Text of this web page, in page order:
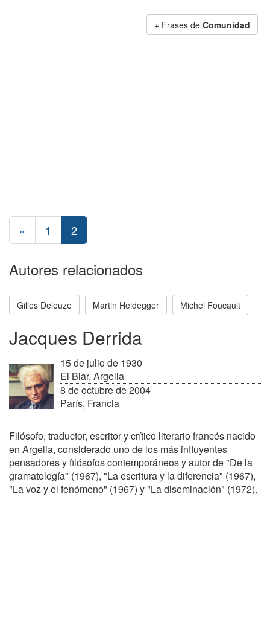
+ Frases de Comunidad
« 1 2
Autores relacionados
Gilles Deleuze Martin Heidegger Michel Foucault
Jacques Derrida
15 de julio de 1930
El Biar, Argelia
8 de octubre de 2004
París, Francia
Filósofo, traductor, escritor y crítico literario francés nacido
en Argelia, considerado uno de los más influyentes
pensadores y filósofos contemporáneos y autor de "De la
gramatología" (1967), "La escritura y la diferencia" (1967),
"La voz y el fenómeno" (1967) y "La diseminación" (1972).